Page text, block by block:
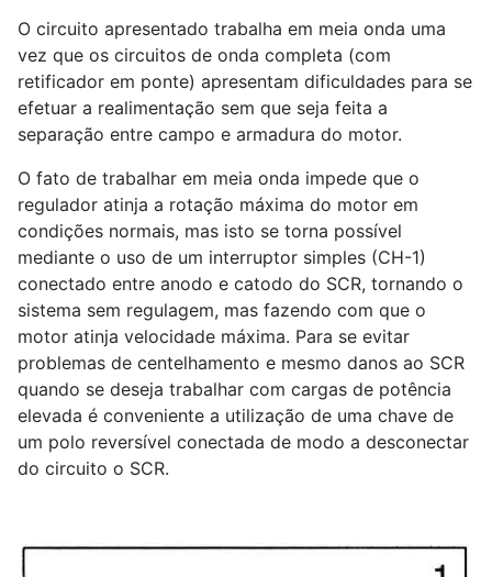
O circuito apresentado trabalha em meia onda uma
vez que os circuitos de onda completa (com
retificador em ponte) apresentam dificuldades para se
efetuar a realimentação sem que seja feita a
separação entre campo e armadura do motor.
O fato de trabalhar em meia onda impede que o
regulador atinja a rotação máxima do motor em
condições normais, mas isto se torna possível
mediante o uso de um interruptor simples (CH-1)
conectado entre anodo e catodo do SCR, tornando o
sistema sem regulagem, mas fazendo com que o
motor atinja velocidade máxima. Para se evitar
problemas de centelhamento e mesmo danos ao SCR
quando se deseja trabalhar com cargas de potência
elevada é conveniente a utilização de uma chave de
um polo reversível conectada de modo a desconectar
do circuito o SCR.